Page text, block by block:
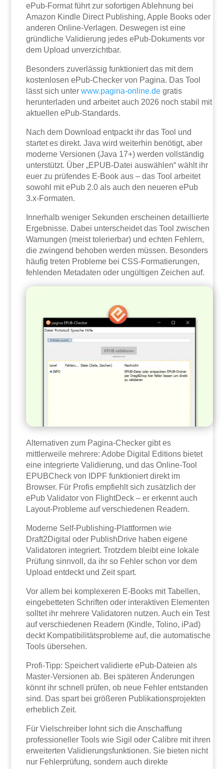
ePub-Format führt zur sofortigen Ablehnung bei
Amazon Kindle Direct Publishing, Apple Books oder
anderen Online-Verlagen. Deswegen ist eine
gründliche Validierung jedes ePub-Dokuments vor
dem Upload unverzichtbar.
Besonders zuverlässig funktioniert das mit dem
kostenlosen ePub-Checker von Pagina. Das Tool
lässt sich unterwww.pagina-online.de gratis
herunterladen und arbeitet auch 2026 noch stabil mit
aktuellen ePub-Standards.
Nach dem Download entpackt ihr das Tool und
startet es direkt. Java wird weiterhin benötigt, aber
moderne Versionen (Java 17+) werden vollständig
unterstützt. Über „EPUB-Datei auswählen“ wählt ihr
euer zu prüfendes E-Book aus – das Tool arbeitet
sowohl mit ePub 2.0 als auch den neueren ePub
3.x-Formaten.
Innerhalb weniger Sekunden erscheinen detaillierte
Ergebnisse. Dabei unterscheidet das Tool zwischen
Warnungen (meist tolerierbar) und echten Fehlern,
die zwingend behoben werden müssen. Besonders
häufig treten Probleme bei CSS-Formatierungen,
fehlenden Metadaten oder ungültigen Zeichen auf.
Alternativen zum Pagina-Checker gibt es
mittlerweile mehrere: Adobe Digital Editions bietet
eine integrierte Validierung, und das Online-Tool
EPUBCheck von IDPF funktioniert direkt im
Browser. Für Profis empfiehlt sich zusätzlich der
ePub Validator von FlightDeck – er erkennt auch
Layout-Probleme auf verschiedenen Readern.
Moderne Self-Publishing-Plattformen wie
Draft2Digital oder PublishDrive haben eigene
Validatoren integriert. Trotzdem bleibt eine lokale
Prüfung sinnvoll, da ihr so Fehler schon vor dem
Upload entdeckt und Zeit spart.
Vor allem bei komplexeren E-Books mit Tabellen,
eingebetteten Schriften oder interaktiven Elementen
solltet ihr mehrere Validatoren nutzen. Auch ein Test
auf verschiedenen Readern (Kindle, Tolino, iPad)
deckt Kompatibilitätsprobleme auf, die automatische
Tools übersehen.
Profi-Tipp: Speichert validierte ePub-Dateien als
Master-Versionen ab. Bei späteren Änderungen
könnt ihr schnell prüfen, ob neue Fehler entstanden
sind. Das spart bei größeren Publikationsprojekten
erheblich Zeit.
Für Vielschreiber lohnt sich die Anschaffung
professioneller Tools wie Sigil oder Calibre mit ihren
erweiterten Validierungsfunktionen. Sie bieten nicht
nur Fehlerprüfung, sondern auch direkte